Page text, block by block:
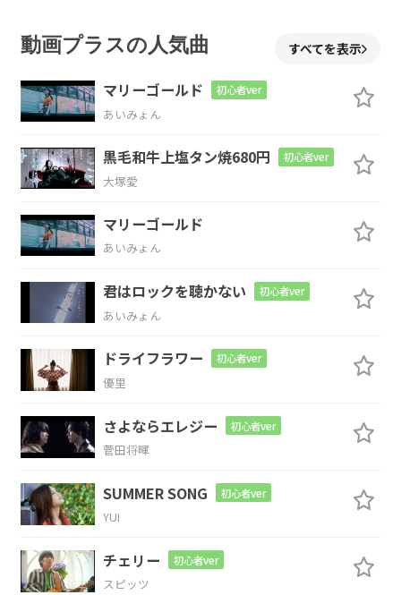
Em7
Two jumps in a week
I bet you think that's pretty clever, don't
you, boy
Em7
G
Watching all the ground beneath
drop
You'd
Em7
kill yourself for recognition
動画プラスの人気曲 すべてを表示
マリーゴールド 初心者ver
あいみょん
黒毛和牛上塩タン焼680円 初心者ver
大塚愛
マリーゴールド
あいみょん
君はロックを聴かない 初心者ver
あいみょん
ドライフラワー 初心者ver
優里
さよならエレジー 初心者ver
菅田将暉
SUMMER SONG 初心者ver
YUI
チェリー 初心者ver
スピッツ